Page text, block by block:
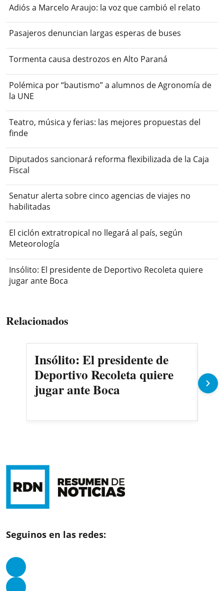
Adiós a Marcelo Araujo: la voz que cambió el relato
Pasajeros denuncian largas esperas de buses
Tormenta causa destrozos en Alto Paraná
Polémica por “bautismo” a alumnos de Agronomía de
la UNE
Teatro, música y ferias: las mejores propuestas del
finde
Diputados sancionará reforma flexibilizada de la Caja
Fiscal
Senatur alerta sobre cinco agencias de viajes no
habilitadas
El ciclón extratropical no llegará al país, según
Meteorología
Insólito: El presidente de Deportivo Recoleta quiere
jugar ante Boca
Relacionados
Insólito: El presidente de
Deportivo Recoleta quiere
jugar ante Boca
Seguinos en las redes: